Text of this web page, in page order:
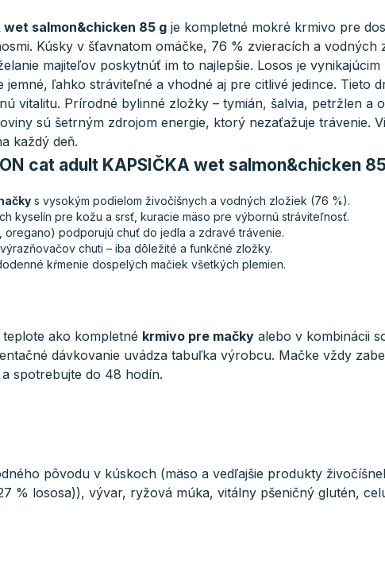
wet salmon&chicken 85 g je kompletné mokré krmivo pre
Kúsky v šťavnatom omáčke, 76 % zvieracích a
majiteľov poskytnúť im to najlepšie. Losos je
jemné, ľahko stráviteľné a vhodné aj pre citlivé jedince.
vitalitu. Prírodné bylinné zložky – tymián, šalvia, petržlen a
sú šetrným zdrojom energie, ktorý nezaťažuje
každý deň.
cat adult KAPSIČKA wet salmon&chicken
s vysokým podielom živočíšnych a vodných zložiek (76 %).
kyselín pre kožu a srsť, kuracie mäso pre výbornú stráviteľnosť.
oregano) podporujú chuť do jedla a zdravé trávenie.
chuti – iba dôležité a funkčné zložky.
kŕmenie dospelých mačiek všetkých plemien.
ako kompletné krmivo pre mačky alebo v kombinácii
dávkovanie uvádza tabuľka výrobcu. Mačke vždy
spotrebujte do 48 hodín.
pôvodu v kúskoch (mäso a vedľajšie produkty
% lososa)), vývar, ryžová múka, vitálny pšeničný glutén,